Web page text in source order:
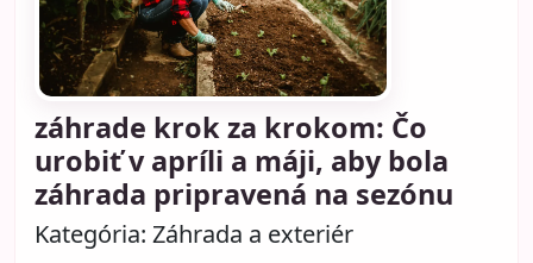
záhrade krok za krokom: Čo
urobiť v apríli a máji, aby bola
záhrada pripravená na sezónu
Kategória: Záhrada a exteriér